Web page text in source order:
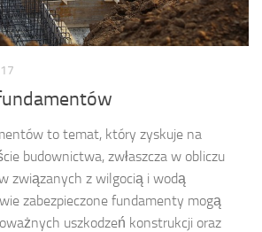
to temat, który zyskuje na
budownictwa, zwłaszcza w obliczu
związanych z wilgocią i wodą
zabezpieczone fundamenty mogą
uszkodzeń konstrukcji oraz